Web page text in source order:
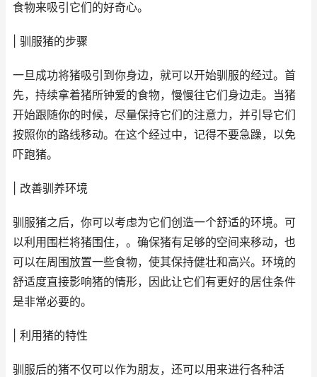
食物来吸引它们的好奇心。
| 驯服猪的步骤
一旦成功将猪吸引到你身边，就可以开始驯服的经过。首
先，持续拿着猪所钟爱的食物，慢慢往它们身边走。当猪
开始跟随你的时候，尽量保持它们的注意力，并引导它们
按照你的路线移动。在这个经过中，记得不要急躁，以免
吓跑猪。
| 改善驯养环境
驯服猪之后，你可以考虑为它们创造一个舒适的环境。可
以利用围栏将猪围住，。确保猪有足够的空间来移动，也
可以在周围放置一些食物，使其保持健壮和高兴。环境的
舒适度直接影响猪的情形，因此让它们有更好的居住条件
是非常必要的。
| 利用猪的特性
驯服后的猪不仅可以作为朋友，还可以用来进行各种活